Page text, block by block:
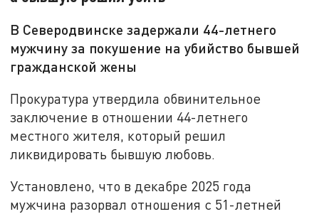
В Северодвинске задержали 44-летнего
мужчину за покушение на убийство бывшей
гражданской жены
Прокуратура утвердила обвинительное
заключение в отношении 44-летнего
местного жителя, который решил
ликвидировать бывшую любовь.
Установлено, что в декабре 2025 года
мужчина разорвал отношения с 51-летней